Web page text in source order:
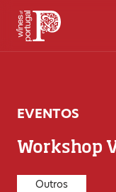
EVENTOS
Workshop
Outros